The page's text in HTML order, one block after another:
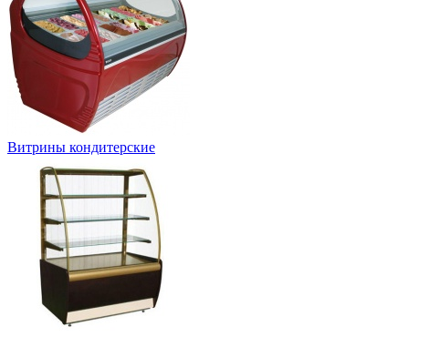
Витрины кондитерские